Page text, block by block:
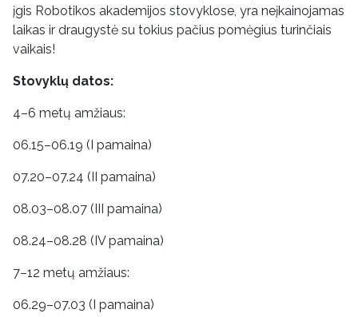
įgis Robotikos akademijos stovyklose, yra neįkainojamas
laikas ir draugystė su tokius pačius pomėgius turinčiais
vaikais!
Stovyklų datos:
4–6 metų amžiaus:
06.15–06.19 (I pamaina)
07.20–07.24 (II pamaina)
08.03–08.07 (III pamaina)
08.24–08.28 (IV pamaina)
7–12 metų amžiaus:
06.29–07.03 (I pamaina)